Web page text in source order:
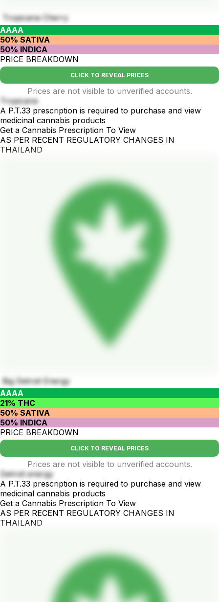
Tropicana Cherry
AAAA
50% SATIVA
50% INDICA
PRICE BREAKDOWN
CLICK TO REVEAL PRICES
Prices are not visible to unverified accounts.
Tropicana
A P.T.33 prescription is required to purchase and view
medicinal cannabis products
Get a Cannabis Prescription To View
AS PER RECENT REGULATORY CHANGES IN
THAILAND
Big Detroit Energy
AAAA
21% THC
50% SATIVA
50% INDICA
PRICE BREAKDOWN
CLICK TO REVEAL PRICES
Prices are not visible to unverified accounts.
Detroit energy
A P.T.33 prescription is required to purchase and view
medicinal cannabis products
Get a Cannabis Prescription To View
AS PER RECENT REGULATORY CHANGES IN
THAILAND